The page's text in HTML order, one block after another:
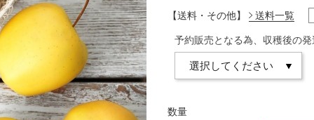
【送料・その他】 送料一覧
予約販売となる為、収穫後の
数量